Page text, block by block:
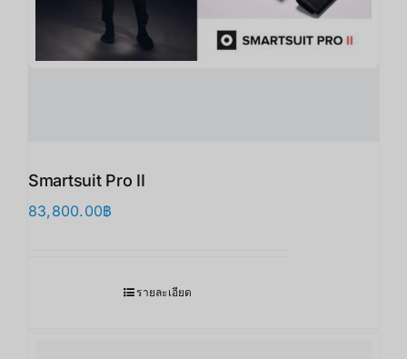
Smartsuit Pro II
83,800.00฿
รายละเอียด